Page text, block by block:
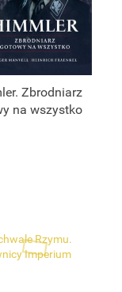
niedostępny
Zbrodniarz
na wszystko